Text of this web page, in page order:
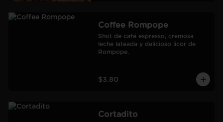
Coffee Rompope
Shot de café espresso, cremosa
leche lateada y delicioso licor de
Rompope.
$3.80
Cortadito